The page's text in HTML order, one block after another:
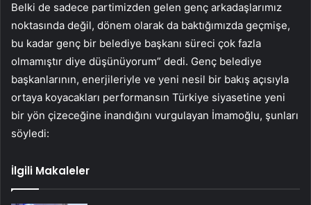
Belki de sadece partimizden gelen genç arkadaşlarımız
noktasında değil, dönem olarak da baktığımızda geçmişe,
bu kadar genç bir belediye başkanı süreci çok fazla
olmamıştır diye düşünüyorum” dedi. Genç belediye
başkanlarının, enerjileriyle ve yeni nesil bir bakış açısıyla
ortaya koyacakları performansın Türkiye siyasetine yeni
bir yön çizeceğine inandığını vurgulayan İmamoğlu, şunları
söyledi:
İlgili Makaleler